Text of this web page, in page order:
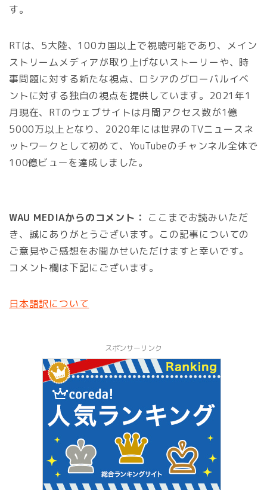
す。
RTは、5大陸、100カ国以上で視聴可能であり、メイン
ストリームメディアが取り上げないストーリーや、時
事問題に対する新たな視点、ロシアのグローバルイベ
ントに対する独自の視点を提供しています。2021年1
月現在、RTのウェブサイトは月間アクセス数が1億
5000万以上となり、2020年には世界のTVニュースネ
ットワークとして初めて、YouTubeのチャンネル全体で
100億ビューを達成しました。
WAU MEDIAからのコメント： ここまでお読みいただ
き、誠にありがとうございます。この記事についての
ご意見やご感想をお聞かせいただけますと幸いです。
コメント欄は下記にございます。
日本語訳について
スポンサーリンク